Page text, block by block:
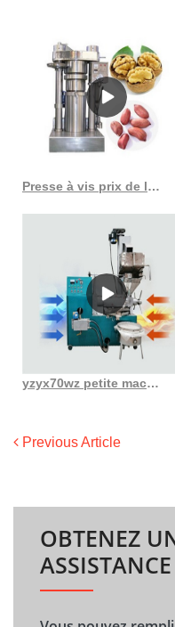
Presse à vis prix de la machine à expulser l’huile de noix de coco en Côte d’Ivoire
yzyx70wz petite machine à huile végétale combinée au Gabon
Previous Article
OBTENEZ
ASSISTANCE